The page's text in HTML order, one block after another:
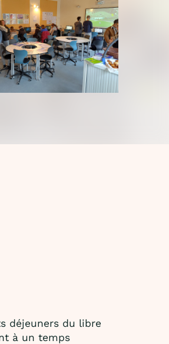
déjeuners du libre
à un temps